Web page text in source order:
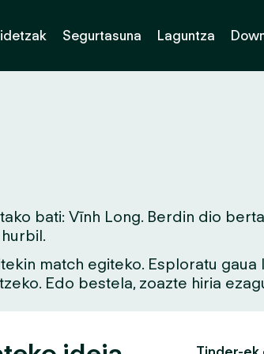
Segurtasuna Laguntza
bati: Vĩnh Long. Berdin dio
match egiteko. Esploratu
Edo bestela, zoazte hiria